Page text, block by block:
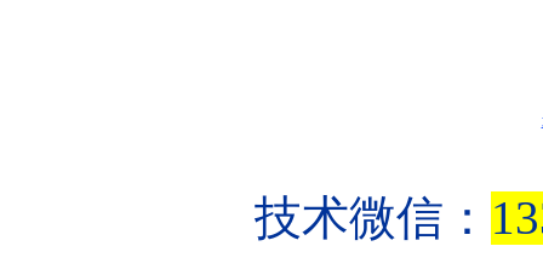
技术微信：